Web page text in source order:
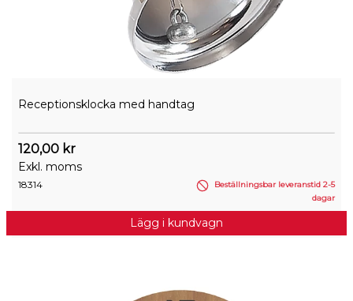
Receptionsklocka med handtag
120,00 kr
Exkl. moms
18314
Beställningsbar leveranstid 2-5
dagar
Lägg i kundvagn